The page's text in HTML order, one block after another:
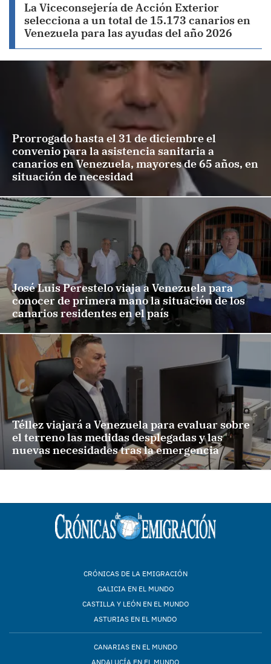
La Viceconsejería de Acción Exterior
selecciona a un total de 15.173 canarios en
Venezuela para las ayudas del año 2026
Prorrogado hasta el 31 de diciembre el
convenio para la asistencia sanitaria a
canarios en Venezuela, mayores de 65 años, en
situación de necesidad
José Luis Perestelo viaja a Venezuela para
conocer de primera mano la situación de los
canarios residentes en el país
Téllez viajará a Venezuela para evaluar sobre
el terreno las medidas desplegadas y las
nuevas necesidades tras la emergencia
CRÓNICAS DE LA EMIGRACIÓN
GALICIA EN EL MUNDO
CASTILLA Y LEÓN EN EL MUNDO
ASTURIAS EN EL MUNDO
CANARIAS EN EL MUNDO
ANDALUCÍA EN EL MUNDO